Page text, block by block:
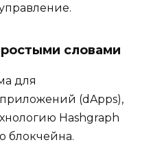
словами
для
(dApps),
Hashgraph
блокчейна.